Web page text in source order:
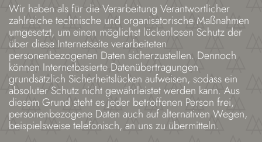
Wir haben als für die Verarbeitung Verantwortlicher
zahlreiche technische und organisatorische Maßnahmen
umgesetzt, um einen möglichst lückenlosen Schutz der
über diese Internetseite verarbeiteten
personenbezogenen Daten sicherzustellen. Dennoch
können Internetbasierte Datenübertragungen
grundsätzlich Sicherheitslücken aufweisen, sodass ein
absoluter Schutz nicht gewährleistet werden kann. Aus
diesem Grund steht es jeder betroffenen Person frei,
personenbezogene Daten auch auf alternativen Wegen,
beispielsweise telefonisch, an uns zu übermitteln.